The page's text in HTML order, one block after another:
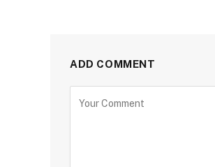
ADD COMMENT